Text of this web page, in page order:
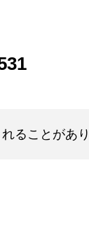
ることがあり